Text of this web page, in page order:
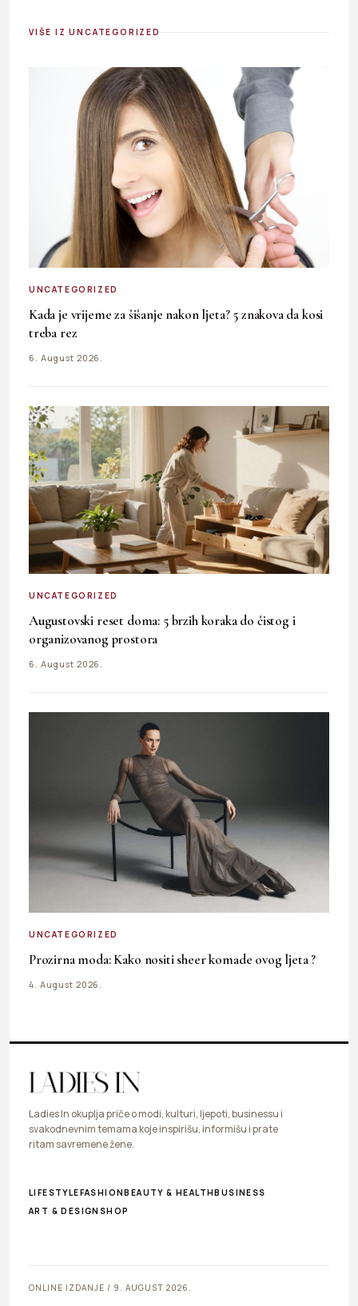
VIŠE IZ UNCATEGORIZED
UNCATEGORIZED
Kada je vrijeme za šišanje nakon ljeta? 5 znakova da kosi
treba rez
6. August 2026.
UNCATEGORIZED
Augustovski reset doma: 5 brzih koraka do čistog i
organizovanog prostora
6. August 2026.
UNCATEGORIZED
Prozirna moda: Kako nositi sheer komade ovog ljeta ?
4. August 2026.
Ladies In okuplja priče o modi, kulturi, ljepoti, businessu i
svakodnevnim temama koje inspirišu, informišu i prate
ritam savremene žene.
LIFESTYLEFASHIONBEAUTY & HEALTHBUSINESS
ART & DESIGN SHOP
ONLINE IZDANJE / 9. AUGUST 2026.